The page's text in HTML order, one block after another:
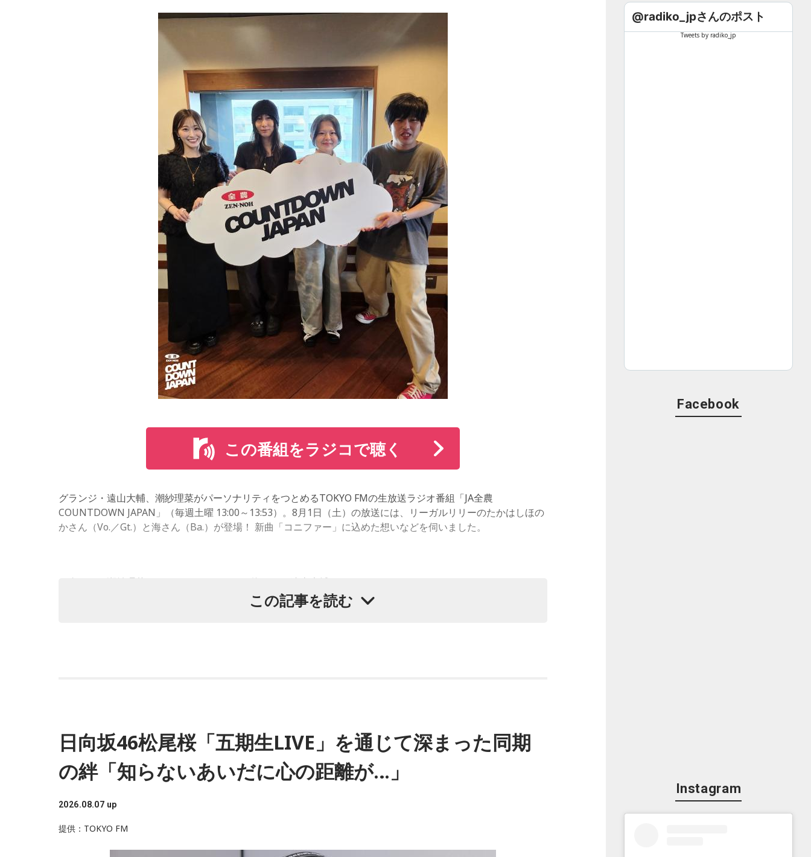
この番組をラジコで聴く
グランジ・遠山大輔、潮紗理菜がパーソナリティをつとめるTOKYO FMの生放送ラジオ番組「JA全農
COUNTDOWN JAPAN」（毎週土曜 13:00～13:53）。8月1日（土）の放送には、リーガルリリーのたかはしほの
かさん（Vo.／Gt.）と海さん（Ba.）が登場！ 新曲「コニファー」に込めた想いなどを伺いました。
（左から）潮紗理菜、たかはしほのかさん、海さん、遠山大輔
遠山：僕は「惡の華」が好きで、（テレビドラマ版ではW主演の）あのちゃんと鈴木福くんがめちゃくちゃ素晴
らしかったですけど、そういうドラマの音楽って、どう作っていくの？
作り方とは全然違って……ドラマの映像にいかに没頭させるかが重要というか。リーガルリリーでは、音楽を聴い
てほしくて作っているんですけれど、ドラマの音楽は、映像を観てもらわないといけないので、逆に聴いてもら
この記事を読む
日向坂46松尾桜「五期生LIVE」を通じて深まった同期
の絆「知らないあいだに心の距離が…」
2026.08.07 up
提供：TOKYO FM
@radiko_jpさんのポスト
Tweets by radiko_jp
Facebook
Instagram